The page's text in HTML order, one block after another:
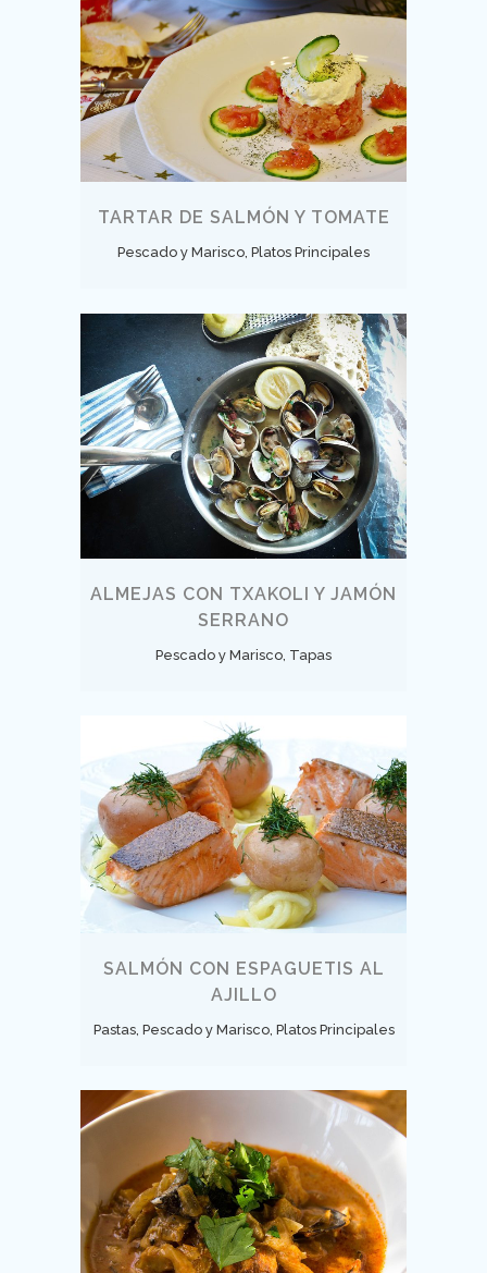
TARTAR DE SALMÓN Y TOMATE
Pescado y Marisco, Platos Principales
ALMEJAS CON TXAKOLI Y JAMÓN
SERRANO
Pescado y Marisco, Tapas
SALMÓN CON ESPAGUETIS AL
AJILLO
Pastas, Pescado y Marisco, Platos Principales